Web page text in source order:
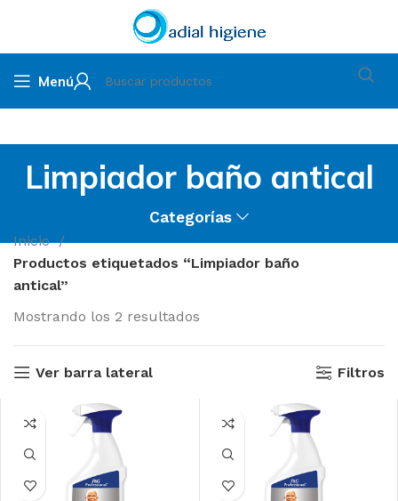
Menú
Limpiador baño antical
Categorías
Inicio
Productos etiquetados “Limpiador baño
antical”
Mostrando los 2 resultados
Ver barra lateral Filtros